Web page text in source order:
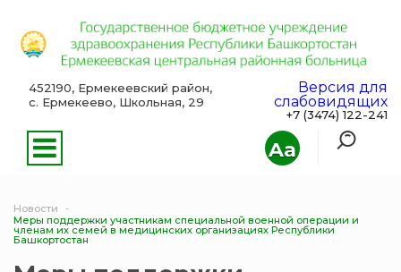
Aa
452190, Ермекеевский район,
с. Ермекеево, Школьная, 29
Версия для
слабовидящих
+7 (3474) 122-241
Новости
Меры поддержки участникам специальной военной операции и
членам их семей в медицинских организациях Республики
Башкортостан